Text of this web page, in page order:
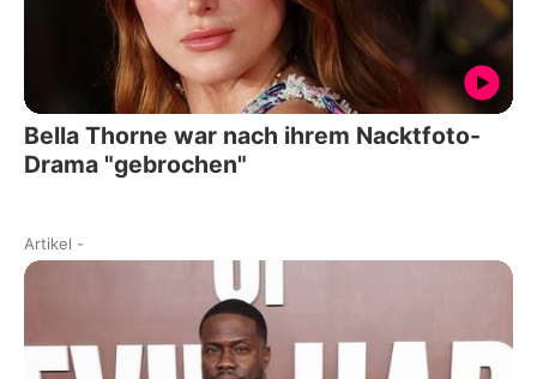
Bella Thorne war nach ihrem Nacktfoto-
Drama "gebrochen"
Artikel -